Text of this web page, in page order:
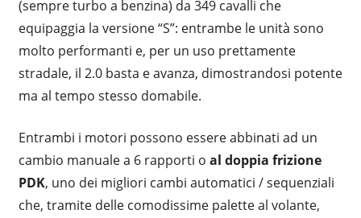
(sempre turbo a benzina) da 349 cavalli che
equipaggia la versione “S”: entrambe le unità sono
molto performanti e, per un uso prettamente
stradale, il 2.0 basta e avanza, dimostrandosi potente
ma al tempo stesso domabile.
Entrambi i motori possono essere abbinati ad un
cambio manuale a 6 rapporti o al doppia frizione
PDK, uno dei migliori cambi automatici / sequenziali
che, tramite delle comodissime palette al volante,